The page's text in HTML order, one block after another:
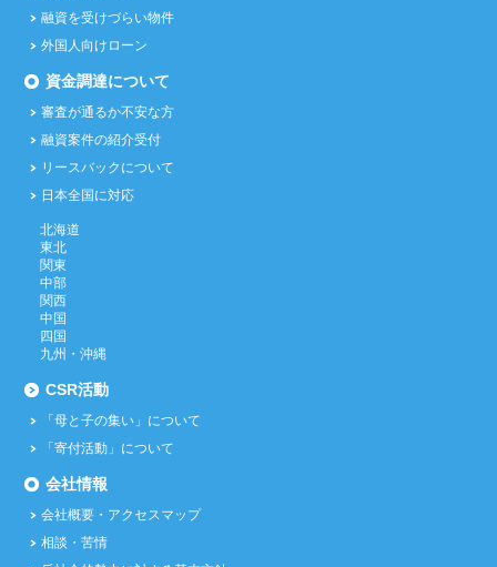
融資を受けづらい物件
外国人向けローン
資金調達について
審査が通るか不安な方
融資案件の紹介受付
リースバックについて
日本全国に対応
北海道
東北
関東
中部
関西
中国
四国
九州・沖縄
CSR活動
「母と子の集い」について
「寄付活動」について
会社情報
会社概要・アクセスマップ
相談・苦情